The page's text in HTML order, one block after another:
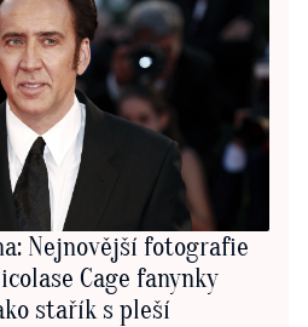
Nejnovější fotografie
Cage fanynky
stařík s pleší